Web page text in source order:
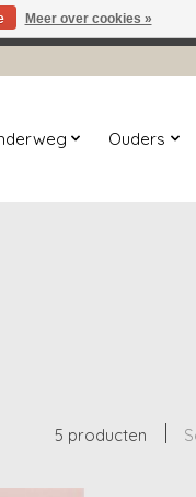
Ouders
5 producten
Meer over cookies »
niet worden